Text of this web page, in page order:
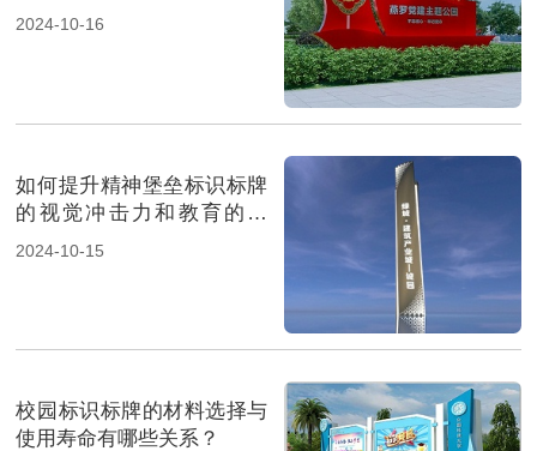
2024-10-16
如何提升精神堡垒标识标牌
的视觉冲击力和教育的意
义？
2024-10-15
校园标识标牌的材料选择与
使用寿命有哪些关系？